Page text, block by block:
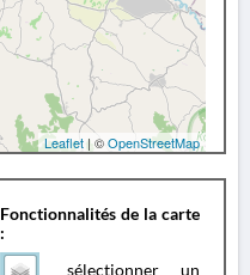
Leaflet | ©OpenStreetMap
Fonctionnalités de la carte
:
sélectionner un